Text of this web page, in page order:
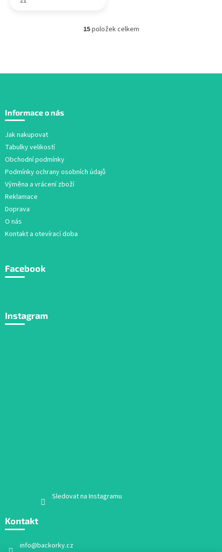
O
d
15položek celkem
p
Informace o nás
Jak nakupovat
Tabulky velikostí
Obchodní podmínky
Podmínky ochrany osobních údajů
Výměna a vrácení zboží
Reklamace
Doprava
O nás
Kontakt a otevírací doba
Facebook
Instagram
Sledovat na Instagramu
Kontakt
info@backorky.cz